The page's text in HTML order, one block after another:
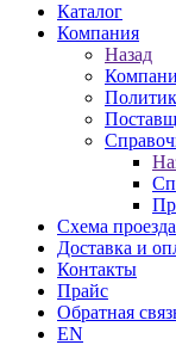
Каталог
Компания
Назад
Схема проезда
Доставка и
Контакты
Прайс
Обратная
EN